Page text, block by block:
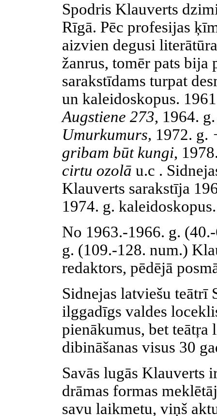
Spodris Klauverts
Rīgā. Pēc profesijas
aizvien degusi
žanrus, tomēr pats bija
sarakstīdams turpat
un kaleidoskopus.
Augstiene 273, 1964.
Umurkumurs, 1972. g.
gribam būt kungi,
cirtu ozolā u.c .
Klauverts sarakstīja
1974. g. kaleidoskopus.
No 1963.-1966. g.
g. (109.-128. num.)
redaktors, pēdējā
Sidnejas latviešu teātrī
ilggadīgs valdes
pienākumus, bet
dibināšanas visus 30
Savās lugās Klauverts
drāmas formas
savu laikmetu, viņš